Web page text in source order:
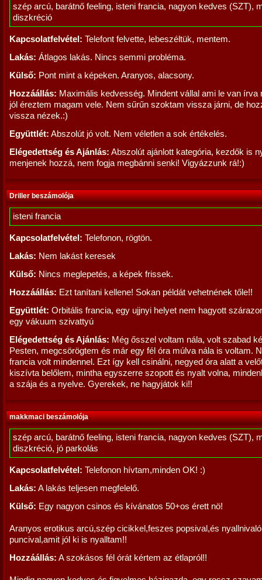
szép arcú, barátnő feeling, isteni francia, nagyon kedves (SZT),
diszkréció
Kapcsolatfelvétel: Telefont felvette, lebeszéltük, mentem.
Lakás: Átlagos lakás. Nincs semmi probléma.
Külső: Pont mint a képeken. Aranyos, alacsony.
Hozzáállás: Maximális kedvesség. Mindent vállal ami le van írva
jól éreztem magam vele. Nem sűrűn szoktam vissza járni, de
vissza nézek.:)
Együttlét: Abszolút jó volt. Nem véletlen a sok értékelés.
Elégedettség és Ajánlás: Abszolút ajánlott kategória, kezdők is
menjenek hozzá, nem fogja megbánni senki! Vigyázzunk rá!:)
Driller beszámolója
isteni francia
Kapcsolatfelvétel: Telefonon, rögtön.
Lakás: Nem lakást keresek
Külső: Nincs meglepetés, a képek frissek.
Hozzáállás: Ezt tanítani kellene! Sokan példát vehetnének tőle!!
Együttlét: Orbitális francia, egy ujjnyi helyet nem hagyott
egy vákuum szivattyú
Elégedettség és Ajánlás: Még ősszel voltam nála, volt szabad
Pesten, megcsörögtem és már egy fél óra múlva nála is voltam.
francia volt mindennel. Ezt így kell csinálni, negyed óra alatt a
kiszívta belőlem, mintha egyszerre szopott és nyalt volna,
a szája és a nyelve. Gyerekek, ne hagyjátok ki!!
makkmaci beszámolója
szép arcú, barátnő feeling, isteni francia, nagyon kedves (SZT),
diszkréció, jó parkolás
Kapcsolatfelvétel: Telefonon hívtam,minden OK! :)
Lakás: A lakás teljesen megfelelő.
Külső: Egy nagyon csinos és kívánatos 50+os érett nö!
Aranyos erotikus arcú,szép cicikkel,feszes popsival,és
puncival,amit jól ki is nyalltam!!
Hozzáállás: A szokásos fél órát kértem az étlapról!!